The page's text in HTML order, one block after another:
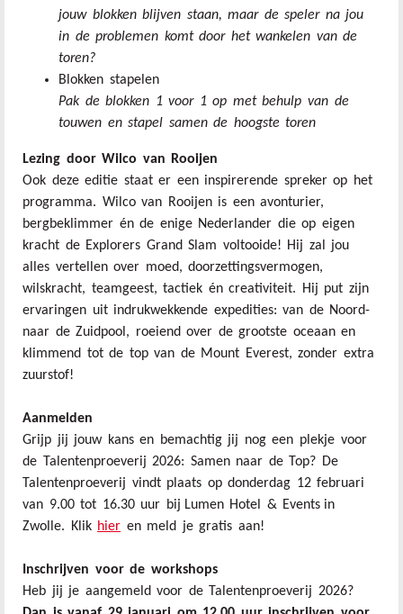
jouw blokken blijven staan, maar de speler na jou
in de problemen komt door het wankelen van de
toren?
Blokken stapelen
Pak de blokken 1 voor 1 op met behulp van de
touwen en stapel samen de hoogste toren
Lezing door Wilco van Rooijen
Ook deze editie staat er een inspirerende spreker op het
programma. Wilco van Rooijen is een avonturier,
bergbeklimmer én de enige Nederlander die op eigen
kracht de Explorers Grand Slam voltooide! Hij zal jou
alles vertellen over moed, doorzettingsvermogen,
wilskracht, teamgeest, tactiek én creativiteit. Hij put zijn
ervaringen uit indrukwekkende expedities: van de Noord-
naar de Zuidpool, roeiend over de grootste oceaan en
klimmend tot de top van de Mount Everest, zonder extra
zuurstof!
Aanmelden
Grijp jij jouw kans en bemachtig jij nog een plekje voor
de Talentenproeverij 2026: Samen naar de Top? De
Talentenproeverij vindt plaats op donderdag 12 februari
van 9.00 tot 16.30 uur bij Lumen Hotel & Events in
Zwolle. Klik hier en meld je gratis aan!
Inschrijven voor de workshops
Heb jij je aangemeld voor de Talentenproeverij 2026?